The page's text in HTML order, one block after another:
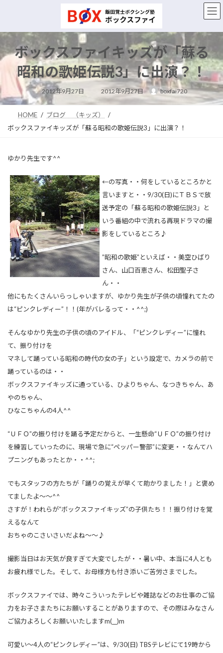
ン
ツ
へ
ッ
プ
ー
シ
ョ
移
動
ボックスファイキッズが「蘇る
昭和の歌姫伝説3」に出演？！
2012年9月27日
最
終
更
新
時
2012年9月27日 boxfai720
HOME
ブログ （キッズ）
ボックスファイキッズが「蘇る昭和の歌姫伝説3」に出演？！
ゆかり先生です^^
←の写真・・何をしているところかと
言いますと・・9/30(日)にＴＢＳで放
送予定の「蘇る昭和の歌姫伝説3」と
いう番組の中で流れる再現ドラマの撮
影をしているところ♪
”昭和の歌姫”といえば・・美空ひばり
さん、山口百恵さん、松田聖子さ
ん・・
他にもたくさんいらっしゃいますが、ゆかり先生が子供の頃憧れてたの
は“ピンクレディー”！！(年がバレるって・・^^;)
そんなゆかり先生の子供の頃のアイドル、「“ピンクレディー”に憧れ
て、振り付けを
マネして踊っている昭和の時代の女の子」という設定で、カメラの前で
踊っているのは・・
ボックスファイキッズに通っている、ひよりちゃん、なつきちゃん、あ
やのちゃん、
ひなこちゃんの4人^^
“ＵＦＯ”の振り付けを踊る予定だからと、一生懸命“ＵＦＯ”の振り付け
を練習していったのに、現場で急に“ペッパー警部”に変更・・なんてハ
プニングもあったとか・・^^;
でもスタッフの方たちが「踊りの覚えが早くて助かりました！」と褒め
てましたよ～～^^
さすが！われらが“ボックスファイキッズ”の子供たち！！振り付けを覚
えるなんて
おちゃのこさいさいだよね～～♪
撮影当日はお天気が良すぎて大変でしたが・・暑い中、本当に4人とも
お疲れ様でした。そして、お母様方も付き添いご苦労さまでした。
ボックスファイでは、時々こういったテレビや雑誌などのお仕事のご協
力をお子さまたちにお願いすることがありますので、その際はみなさん
ご協力よろしくお願いいたしますm(__)m
可愛い～4人の“ピンクレディー”は、9/30(日) TBSテレビにて19時から